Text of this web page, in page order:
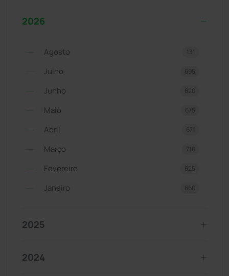
2026
Agosto 131
Julho 695
Junho 620
Maio 675
Abril 671
Março 710
Fevereiro 625
Janeiro 660
2025
2024